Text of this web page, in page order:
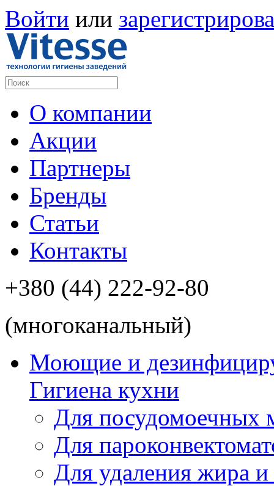
Войти или
О компании
Акции
Партнеры
Бренды
Статьи
Контакты
+380 (44) 222-92-80
(многоканальный)
Моющие и
Гигиена кухни
Для посудомоечных
Для
Для удаления жира и